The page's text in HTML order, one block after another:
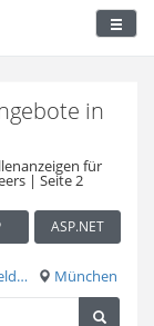
in
für
| Seite 2
ASP.NET
München